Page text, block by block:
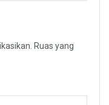
Ruas yang